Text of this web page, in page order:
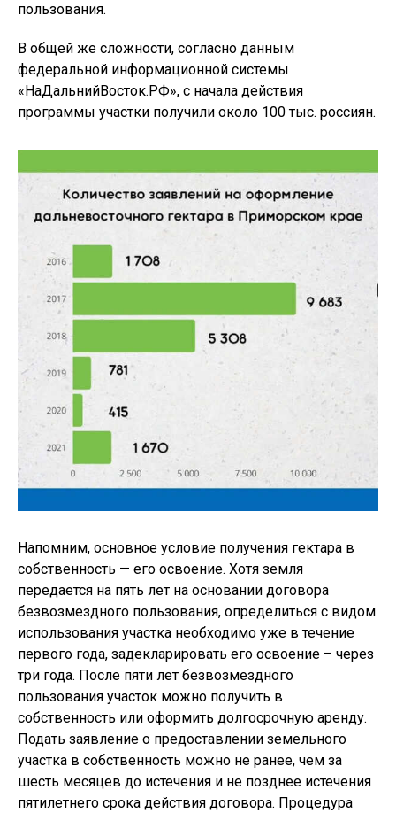
пользования.
В общей же сложности, согласно данным
федеральной информационной системы
«НаДальнийВосток.РФ», с начала действия
программы участки получили около 100 тыс. россиян.
Напомним, основное условие получения гектара в
собственность — его освоение. Хотя земля
передается на пять лет на основании договора
безвозмездного пользования, определиться с видом
использования участка необходимо уже в течение
первого года, задекларировать его освоение – через
три года. После пяти лет безвозмездного
пользования участок можно получить в
собственность или оформить долгосрочную аренду.
Подать заявление о предоставлении земельного
участка в собственность можно не ранее, чем за
шесть месяцев до истечения и не позднее истечения
пятилетнего срока действия договора. Процедура